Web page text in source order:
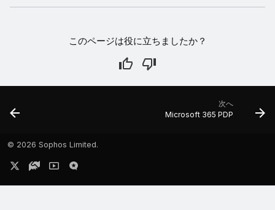
このページは役に立ちましたか？
次へ
Microsoft 365 PDP
© 2026 Sophos Limited.